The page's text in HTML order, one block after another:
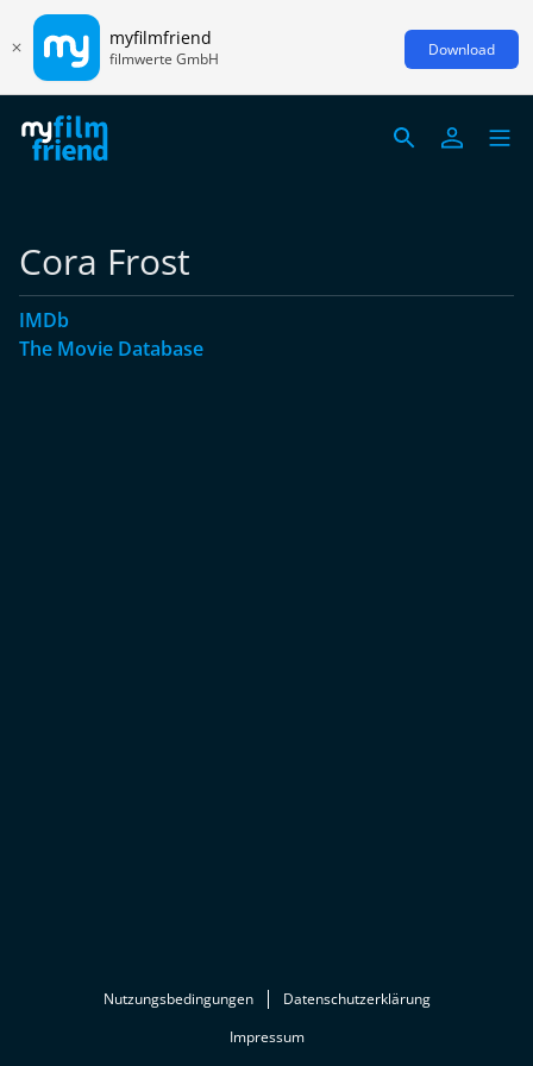
myfilmfriend
filmwerte GmbH Download
Cora Frost
IMDb
The Movie Database
Nutzungsbedingungen
Datenschutzerklärung
Impressum